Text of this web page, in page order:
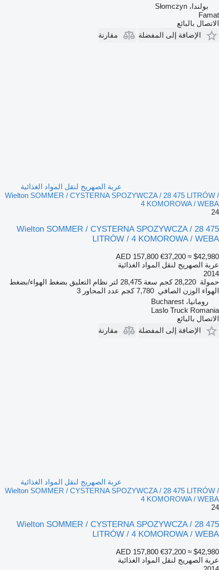
بولندا، Słomczyn
Famat
الاتصال بالبائع
الإضافة إلى المفضلة
مقارنة
عربة الصهريج لنقل المواد الغذائية
Wielton SOMMER / CYSTERNA SPOZYWCZA / 28 475 LITRÓW /
4 KOMOROWA / WEBA
24
Wielton SOMMER / CYSTERNA SPOZYWCZA / 28 475
LITRÓW / 4 KOMOROWA / WEBA
AED 157,800 €37,200 ≈ $42,980
عربة الصهريج لنقل المواد الغذائية
2014
حمولة 28,220 كجم سعة 28,475 لتر نظام التعليق بضغط الهواء/بضغط
الهواء الوزن الصافي 7,780 كجم عدد المحاور 3
رومانيا، Bucharest
Laslo Truck Romania
الاتصال بالبائع
الإضافة إلى المفضلة
مقارنة
عربة الصهريج لنقل المواد الغذائية
Wielton SOMMER / CYSTERNA SPOZYWCZA / 28 475 LITRÓW /
4 KOMOROWA / WEBA
24
Wielton SOMMER / CYSTERNA SPOZYWCZA / 28 475
LITRÓW / 4 KOMOROWA / WEBA
AED 157,800 €37,200 ≈ $42,980
عربة الصهريج لنقل المواد الغذائية